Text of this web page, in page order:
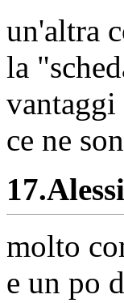
un'altra
la
vantaggi
ce ne
17.
molto
e un po